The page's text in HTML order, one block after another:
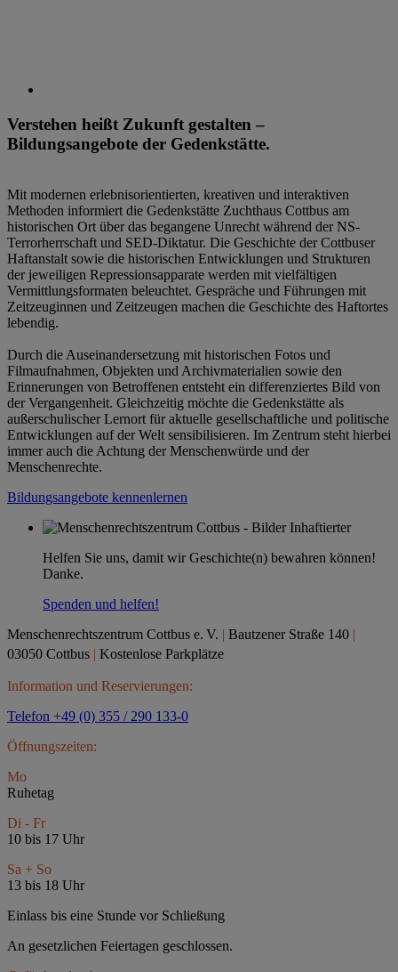
Verstehen heißt Zukunft gestalten –
Bildungsangebote der Gedenkstätte.
Mit modernen erlebnisorientierten, kreativen und interaktiven
Methoden informiert die Gedenkstätte Zuchthaus Cottbus am
historischen Ort über das begangene Unrecht während der NS-
Terrorherrschaft und SED-Diktatur. Die Geschichte der Cottbuser
Haftanstalt sowie die historischen Entwicklungen und Strukturen
der jeweiligen Repressionsapparate werden mit vielfältigen
Vermittlungsformaten beleuchtet. Gespräche und Führungen mit
Zeitzeuginnen und Zeitzeugen machen die Geschichte des Haftortes
lebendig.
Durch die Auseinandersetzung mit historischen Fotos und
Filmaufnahmen, Objekten und Archivmaterialien sowie den
Erinnerungen von Betroffenen entsteht ein differenziertes Bild von
der Vergangenheit. Gleichzeitig möchte die Gedenkstätte als
außerschulischer Lernort für aktuelle gesellschaftliche und politische
Entwicklungen auf der Welt sensibilisieren. Im Zentrum steht hierbei
immer auch die Achtung der Menschenwürde und der
Menschenrechte.
Bildungsangebote kennenlernen
Helfen Sie uns, damit wir Geschichte(n) bewahren können!
Danke.
Spenden und helfen!
Menschenrechtszentrum Cottbus e. V. | Bautzener Straße 140 |
03050 Cottbus | Kostenlose Parkplätze
Information und Reservierungen:
Telefon +49 (0) 355 / 290 133-0
Öffnungszeiten:
Mo
Ruhetag
Di - Fr
10 bis 17 Uhr
Sa + So
13 bis 18 Uhr
Einlass bis eine Stunde vor Schließung
An gesetzlichen Feiertagen geschlossen.